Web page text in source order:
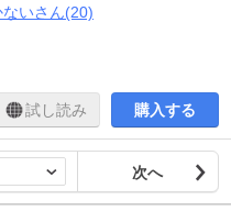
いさん(20)
試し読み 購入する
次へ